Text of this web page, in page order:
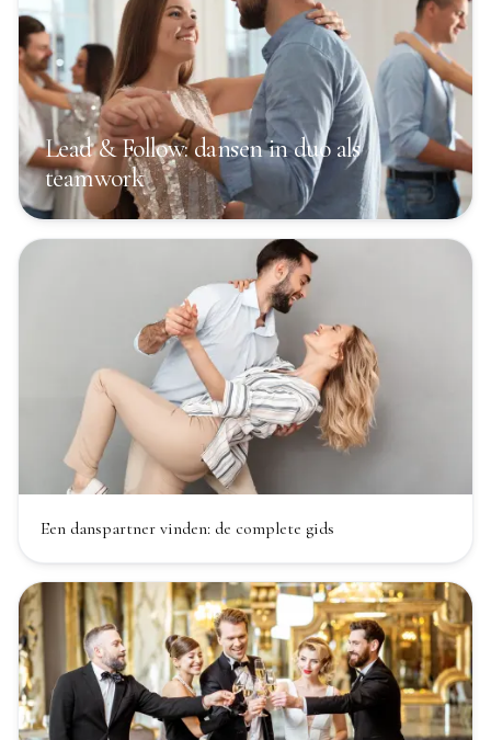
Lead & Follow: dansen in duo als
teamwork
Een danspartner vinden: de complete gids